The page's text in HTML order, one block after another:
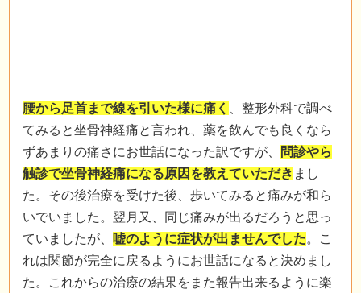
た。その後治療を受けた後、歩いてみると痛みが和ら
いでいました。翌月又、同じ痛みが出るだろうと思っ
ていましたが、 嘘のように症状が出ませんでした。こ
れは関節が完全に戻るようにお世話になると決めまし
た。これからの治療の結果をまた報告出来るように楽
しみに待っていて下さい。同じ痛みを持っている人
へ。
（宇佐美 保様 大田区在住・男性・70代）